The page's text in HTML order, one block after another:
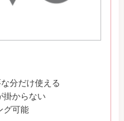
分だけ使える
掛からない
グ可能